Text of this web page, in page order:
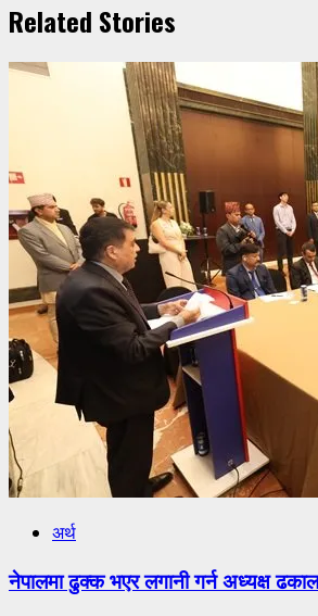
Related Stories
अर्थ
नेपालमा ढुक्क भएर लगानी गर्न अध्यक्ष